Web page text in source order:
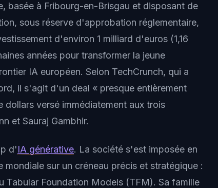
basée à Fribourg-en-Brisgau et disposant de
sous réserve d'approbation réglementaire,
d'environ 1 milliard d'euros (1,16
années pour transformer la jeune
IA européen. Selon TechCrunch, qui a
il s'agit d'un deal « presque entièrement
versé immédiatement aux trois
et Sauraj Gambhir.
d'IA générative. La société s'est imposée en
mondiale sur un créneau précis et stratégique :
Tabular Foundation Models (TFM). Sa famille